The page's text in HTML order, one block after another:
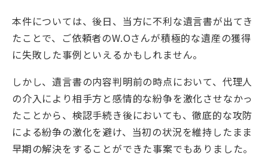
本件については、後日、当方に不利な遺言書が出てき
たことで、ご依頼者のW.Oさんが積極的な遺産の獲得
に失敗した事例といえるかもしれません。
しかし、遺言書の内容判明前の時点において、代理人
の介入により相手方と感情的な紛争を激化させなかっ
たことから、検認手続き後においても、徹底的な攻防
による紛争の激化を避け、当初の状況を維持したまま
早期の解決をすることができた事案でもありました。